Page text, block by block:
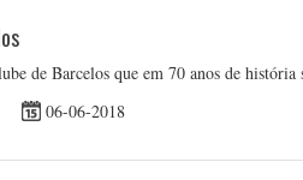
de Barcelos que em 70 anos de
06-06-2018